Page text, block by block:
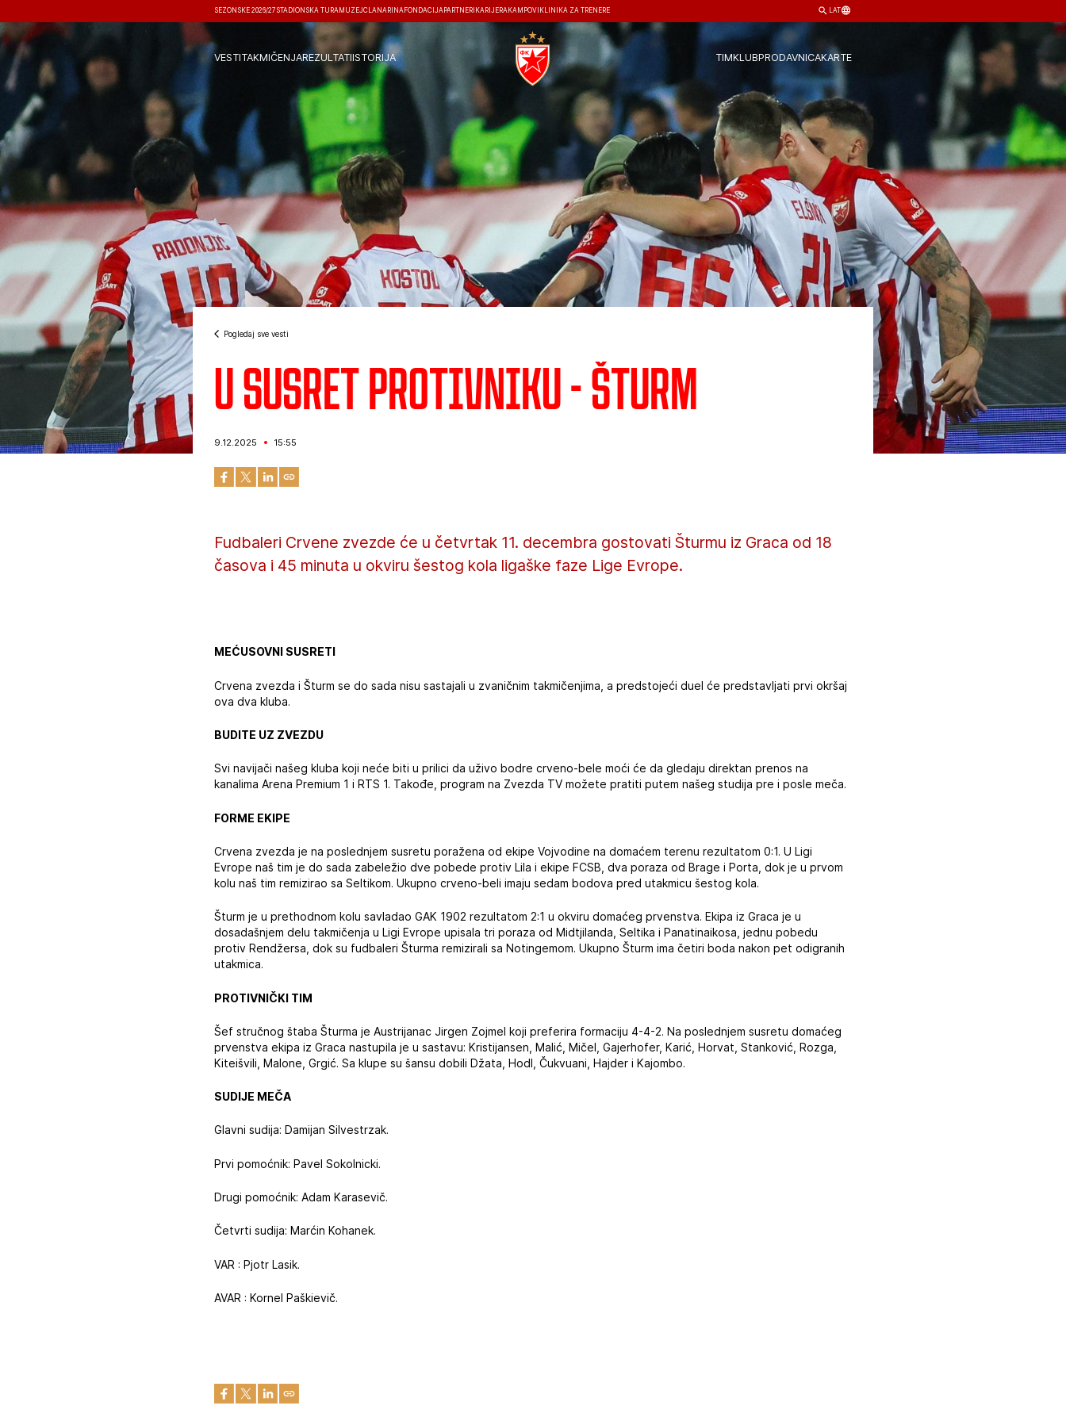
SEZONSKE 2026/27 STADIONSKA TURA MUZEJČLANARINA FONDACIJA PARTNERI KARIJERA KAMPOVI KLINIKA ZA TRENERE LAT
VESTITAKMIČENJAREZULTATIISTORIJA TIMKLUBPRODAVNICAKARTE
Pogledaj sve vesti
U susret protivniku - Šturm
9.12.2025 15:55
Fudbaleri Crvene zvezde će u četvrtak 11. decembra gostovati Šturmu iz Graca od 18
časova i 45 minuta u okviru šestog kola ligaške faze Lige Evrope.
MEĆUSOVNI SUSRETI
Crvena zvezda i Šturm se do sada nisu sastajali u zvaničnim takmičenjima, a predstojeći duel će predstavljati prvi okršaj
ova dva kluba.
BUDITE UZ ZVEZDU
Svi navijači našeg kluba koji neće biti u prilici da uživo bodre crveno-bele moći će da gledaju direktan prenos na
kanalima Arena Premium 1 i RTS 1. Takođe, program na Zvezda TV možete pratiti putem našeg studija pre i posle meča.
FORME EKIPE
Crvena zvezda je na poslednjem susretu poražena od ekipe Vojvodine na domaćem terenu rezultatom 0:1. U Ligi
Evrope naš tim je do sada zabeležio dve pobede protiv Lila i ekipe FCSB, dva poraza od Brage i Porta, dok je u prvom
kolu naš tim remizirao sa Seltikom. Ukupno crveno-beli imaju sedam bodova pred utakmicu šestog kola.
Šturm je u prethodnom kolu savladao GAK 1902 rezultatom 2:1 u okviru domaćeg prvenstva. Ekipa iz Graca je u
dosadašnjem delu takmičenja u Ligi Evrope upisala tri poraza od Midtjilanda, Seltika i Panatinaikosa, jednu pobedu
protiv Rendžersa, dok su fudbaleri Šturma remizirali sa Notingemom. Ukupno Šturm ima četiri boda nakon pet odigranih
utakmica.
PROTIVNIČKI TIM
Šef stručnog štaba Šturma je Austrijanac Jirgen Zojmel koji preferira formaciju 4-4-2. Na poslednjem susretu domaćeg
prvenstva ekipa iz Graca nastupila je u sastavu: Kristijansen, Malić, Mičel, Gajerhofer, Karić, Horvat, Stanković, Rozga,
Kiteišvili, Malone, Grgić. Sa klupe su šansu dobili Džata, Hodl, Čukvuani, Hajder i Kajombo.
SUDIJE MEČA
Glavni sudija: Damijan Silvestrzak.
Prvi pomoćnik: Pavel Sokolnicki.
Drugi pomoćnik: Adam Karasevič.
Četvrti sudija: Marćin Kohanek.
VAR : Pjotr Lasik.
AVAR : Kornel Paškievič.